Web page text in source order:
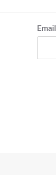
Email